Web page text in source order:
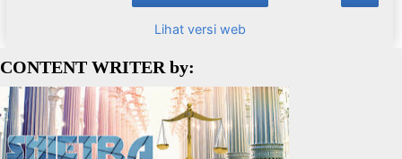
Lihat versi web
CONTENT WRITER by: